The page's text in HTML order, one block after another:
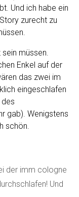
Und ich habe ein
zurecht zu
müssen.
Enkel auf der
das zwei im
eingeschlafen
des
gab). Wenigstens
schön.
der imm cologne
Und